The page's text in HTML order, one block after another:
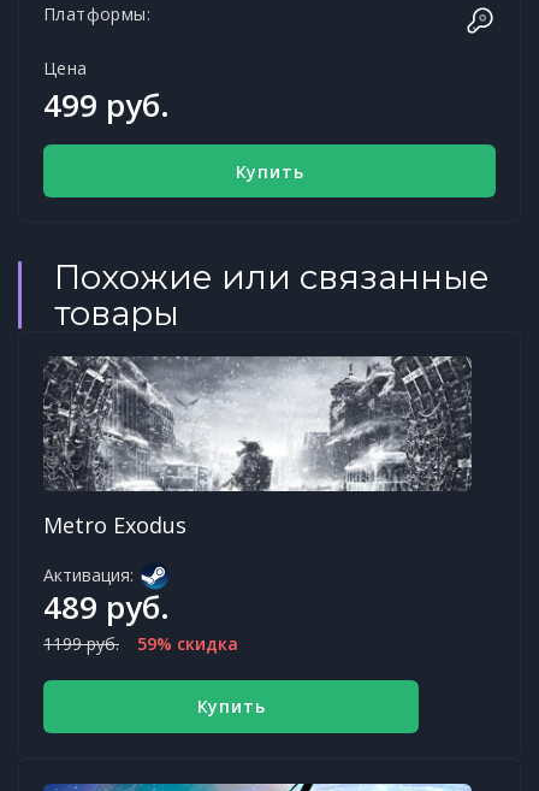
Платформы:
Цена
499 руб.
Купить
Похожие или связанные
товары
Metro Exodus
Активация:
489 руб.
1199 руб. 59% скидка
Купить